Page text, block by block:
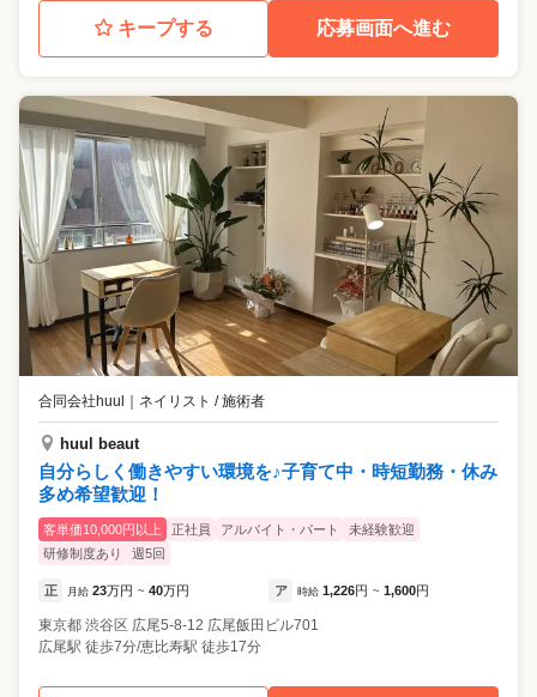
キープする 応募画面へ進む
合同会社huul ネイリスト / 施術者
huul beaut
自分らしく働きやすい環境を♪子育て中・時短勤務・休み
多め希望歓迎！
客単価10,000円以上 正社員 アルバイト・パート
未経験歓迎
研修制度あり
週5回
正 月給 23万円 ~ 40万円 ア 時給 1,226円 ~ 1,600円
東京都 渋谷区 広尾5-8-12 広尾飯田ビル701
広尾駅 徒歩7分/恵比寿駅 徒歩17分